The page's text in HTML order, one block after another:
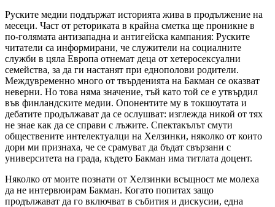
Руските медии поддържат историята жива в продължение на
месеци. Част от реториката в крайна сметка ще проникне в
по-голямата антизападна и антигейска кампания: Руските
читатели са информирани, че служители на социалните
служби в цяла Европа отнемат деца от хетеросексуални
семейства, за да ги настанят при еднополови родители.
Междувременно много от твърденията на Бакман се оказват
неверни. Но това няма значение, тъй като той се е утвърдил
във финландските медии. Опонентите му в токшоутата и
дебатите продължават да се ослушват: изглежда никой от тях
не знае как да се справи с лъжите. Спектакълът смути
обществените интелектуалци на Хелзинки, няколко от които
дори ми признаха, че се срамуват да бъдат свързани с
университета на града, където Бакман има титлата доцент.
Няколко от моите познати от Хелзинки всъщност ме молеха
да не интервюирам Бакман. Когато попитах защо
продължават да го включват в събития и дискусии, една